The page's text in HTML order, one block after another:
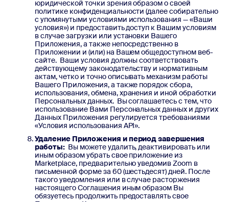
юридической точки зрения образом о своей
политике конфиденциальности (далее собирательно
с упомянутыми условиями использования — «Ваши
условия») и предоставить доступ к Вашим условиям
в случае загрузки или установки Вашего
Приложения, а также непосредственно в
Приложении и (или) на Вашем общедоступном веб-
сайте. Ваши условия должны соответствовать
действующему законодательству и нормативным
актам, четко и точно описывать механизм работы
Вашего Приложения, а также порядок сбора,
использования, обмена, хранения и иной обработки
Персональных данных. Вы соглашаетесь с тем, что
использование Вами Персональных данных и других
Данных Приложения регулируется требованиями
«Условия использования API».
Удаление Приложения и период завершения
работы:Вы можете удалить, деактивировать или
иным образом убрать свое приложение из
Marketplace, предварительно уведомив Zoom в
письменной форме за 60 (шестьдесят) дней. После
такого уведомления или в случае расторжения
настоящего Соглашения иным образом Вы
обязуетесь продолжить предоставлять свое